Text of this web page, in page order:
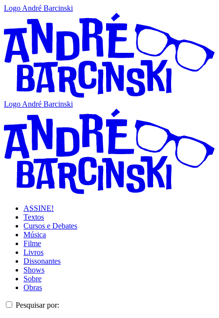
Logo André Barcinski
Logo André Barcinski
ASSINE!
Textos
Cursos e Debates
Música
Filme
Livros
Dissonantes
Shows
Sobre
Obras
Pesquisar por: